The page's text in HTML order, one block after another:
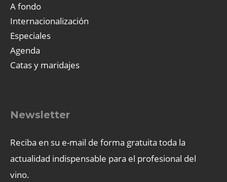
A fondo
Internacionalización
Especiales
Agenda
Catas y maridajes
Newsletter
Reciba en su e-mail de forma gratuita toda la
actualidad indispensable para el profesional del
vino.